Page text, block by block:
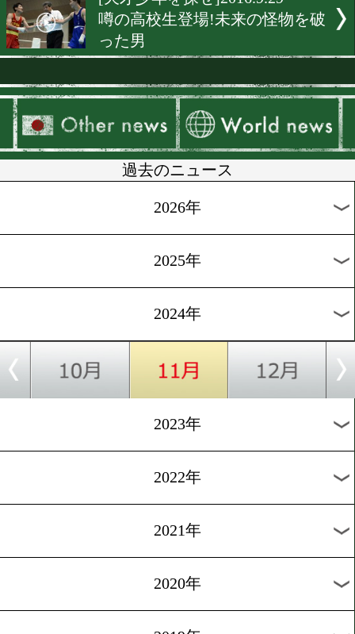
激闘で魅せる草食系世界王
直撃
[戦いたい女たち]2016.10.4
仰天の一発芸!魅惑の淑女
ー現る
[独占インタビュー
京都発!ダイヤモンドの原
待
[前日計量]2016.9.30
[天才少年を探せ]2016.9.29
噂の高校生登場!未来の怪
った男
2026年